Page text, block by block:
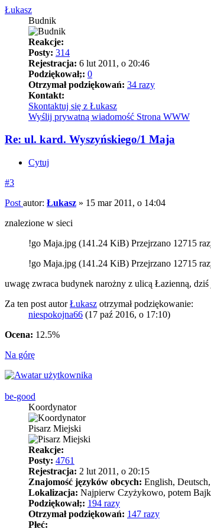
Łukasz
Budnik
Reakcje:
Posty: 314
Rejestracja: 6 lut 2011, o 20:46
Podziękował;: 0
Otrzymał podziękowań: 34 razy
Kontakt:
Skontaktuj się z Łukasz
Wyślij prywatną wiadomość Strona WWW
Re: ul. kard. Wyszyńskiego/1 Maja
Cytuj
#3
Post autor: Łukasz » 15 mar 2011, o 14:04
znalezione w sieci
!go Maja.jpg (141.24 KiB) Przejrzano 12715
!go Maja.jpg (141.24 KiB) Przejrzano 12715
uwagę zwraca budynek narożny z ulicą Łazienną, dziś
Za ten post autorŁukasz otrzymał podziękowanie:
niespokojna66 (17 paź 2016, o 17:10)
Ocena: 12.5%
Na górę
be-good
Koordynator
Pisarz Miejski
Reakcje:
Posty: 4761
Rejestracja: 2 lut 2011, o 20:15
Znajomość języków obcych: English,
Lokalizacja: Najpierw Czyżykowo, potem
Podziękował;: 194 razy
Otrzymał podziękowań: 147 razy
Płeć: